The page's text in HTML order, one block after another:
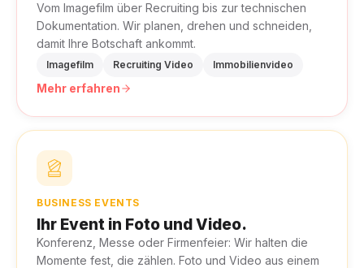
Vom Imagefilm über Recruiting bis zur technischen
Dokumentation. Wir planen, drehen und schneiden,
damit Ihre Botschaft ankommt.
Imagefilm Recruiting Video Immobilienvideo
Mehr erfahren
BUSINESS EVENTS
Ihr Event in Foto und Video.
Konferenz, Messe oder Firmenfeier: Wir halten die
Momente fest, die zählen. Foto und Video aus einem